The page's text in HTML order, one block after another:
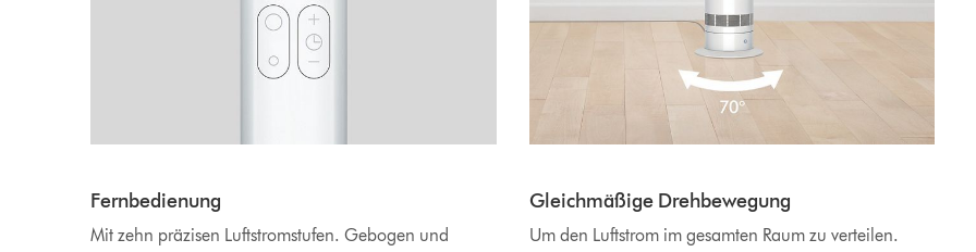
Fernbedienung
Mit zehn präzisen Luftstromstufen. Gebogen und
Gleichmäßige Drehbewegung
Um den Luftstrom im gesamten Raum zu verteilen.